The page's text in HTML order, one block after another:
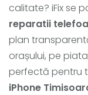
calitate? iFix se
reparatii
plan
orașului, pe
perfectă pentru
iPhone